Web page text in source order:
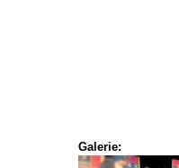
Galerie: